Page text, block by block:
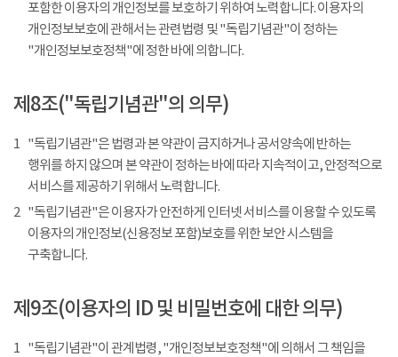
포함한 이용자의 개인정보를 보호하기 위하여 노력합니다. 이용자의
개인정보보호에 관해서는 관련법령 및 "독립기념관"이 정하는
"개인정보보호정책"에 정한 바에 의합니다.
제8조("독립기념관"의 의무)
1 "독립기념관"은 법령과 본 약관이 금지하거나 공서양속에 반하는
행위를 하지 않으며 본 약관이 정하는 바에 따라 지속적이고, 안정적으로
서비스를 제공하기 위해서 노력합니다.
2 "독립기념관"은 이용자가 안전하게 인터넷 서비스를 이용할 수 있도록
이용자의 개인정보(신용정보 포함)보호를 위한 보안 시스템을
구축합니다.
제9조(이용자의 ID 및 비밀번호에 대한 의무)
1 "독립기념관"이 관계법령, "개인정보보호정책"에 의해서 그 책임을